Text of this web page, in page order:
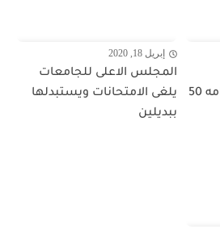
الانفاق بدون كمامه وغرامه 50
إبريل 18, 2020
المجلس الاعلى للجامعات
يلغى الامتحانات ويستبدلها
ببديلين